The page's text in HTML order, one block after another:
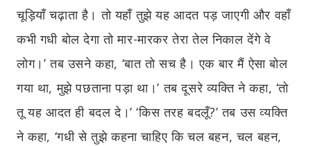
चूड़ियाँ चढ़ाता है। तो यहाँ तुझे यह आदत पड़ जाएगी और वहाँ
कभी गधी बोल देगा तो मार-मारकर तेरा तेल निकाल देंगे वे
लोग।’ तब उसने कहा, ‘बात तो सच है। एक बार मैं ऐसा बोल
गया था, मुझे पछताना पड़ा था।’ तब दूसरे व्यक्ति ने कहा, ‘तो
तू यह आदत ही बदल दे।’ ‘किस तरह बदलूँ?’ तब उस व्यक्ति
ने कहा, ‘गधी से तुझे कहना चाहिए कि चल बहन, चल बहन,